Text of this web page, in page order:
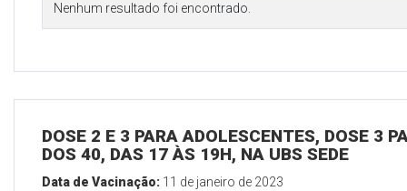
Nenhum resultado foi encontrado.
DOSE 2 E 3 PARA ADOLESCENTES, DOSE 3
DOS 40, DAS 17 ÀS 19H, NA UBS SEDE
Data de Vacinação: 11 de janeiro de 2023